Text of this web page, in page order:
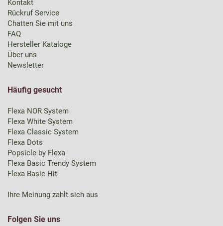
Kontakt
Rückruf Service
Chatten Sie mit uns
FAQ
Hersteller Kataloge
Über uns
Newsletter
Häufig gesucht
Flexa NOR System
Flexa White System
Flexa Classic System
Flexa Dots
Popsicle by Flexa
Flexa Basic Trendy System
Flexa Basic Hit
Ihre Meinung zahlt sich aus
Folgen Sie uns